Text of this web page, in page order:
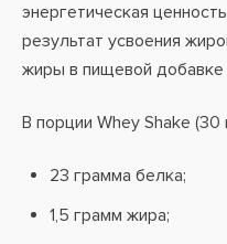
энергетическая
результат усвоения
жиры в пищевой добавке
В порции Whey Shake (30
23 грамма белка;
1,5 грамм жира;